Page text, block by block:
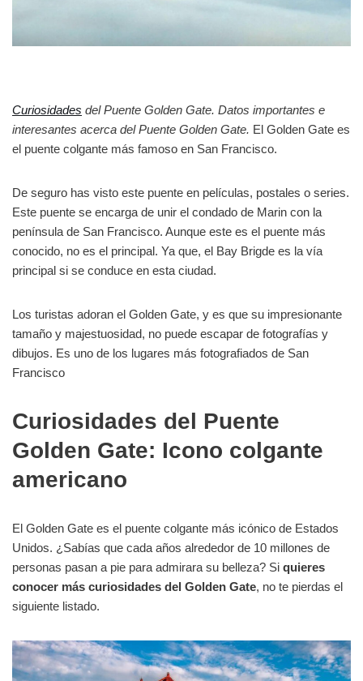
Curiosidades del Puente Golden Gate. Datos importantes e
interesantes acerca del Puente Golden Gate. El Golden Gate es
el puente colgante más famoso en San Francisco.
De seguro has visto este puente en películas, postales o series.
Este puente se encarga de unir el condado de Marin con la
península de San Francisco. Aunque este es el puente más
conocido, no es el principal. Ya que, el Bay Brigde es la vía
principal si se conduce en esta ciudad.
Los turistas adoran el Golden Gate, y es que su impresionante
tamaño y majestuosidad, no puede escapar de fotografías y
dibujos. Es uno de los lugares más fotografiados de San
Francisco
Curiosidades del Puente
Golden Gate: Icono colgante
americano
El Golden Gate es el puente colgante más icónico de Estados
Unidos. ¿Sabías que cada años alrededor de 10 millones de
personas pasan a pie para admirara su belleza? Si quieres
conocer más curiosidades del Golden Gate, no te pierdas el
siguiente listado.